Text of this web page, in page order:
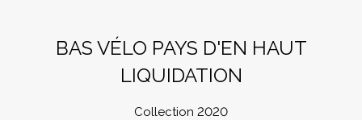
BAS VÉLO PAYS D'EN HAUT
LIQUIDATION
Collection 2020